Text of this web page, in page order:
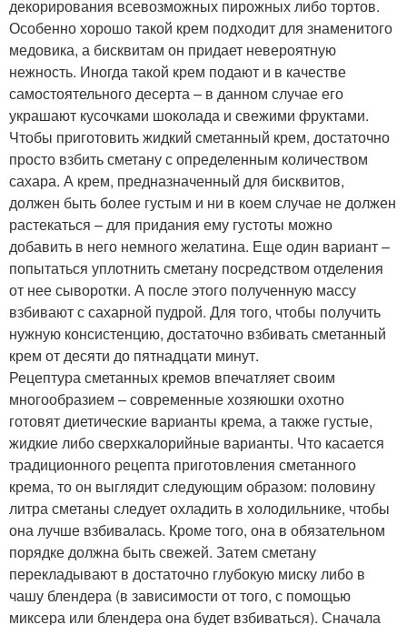
декорирования всевозможных пирожных либо тортов.
Особенно хорошо такой крем подходит для знаменитого
медовика, а бисквитам он придает невероятную
нежность. Иногда такой крем подают и в качестве
самостоятельного десерта – в данном случае его
украшают кусочками шоколада и свежими фруктами.
Чтобы приготовить жидкий сметанный крем, достаточно
просто взбить сметану с определенным количеством
сахара. А крем, предназначенный для бисквитов,
должен быть более густым и ни в коем случае не должен
растекаться – для придания ему густоты можно
добавить в него немного желатина. Еще один вариант –
попытаться уплотнить сметану посредством отделения
от нее сыворотки. А после этого полученную массу
взбивают с сахарной пудрой. Для того, чтобы получить
нужную консистенцию, достаточно взбивать сметанный
крем от десяти до пятнадцати минут.
Рецептура сметанных кремов впечатляет своим
многообразием – современные хозяюшки охотно
готовят диетические варианты крема, а также густые,
жидкие либо сверхкалорийные варианты. Что касается
традиционного рецепта приготовления сметанного
крема, то он выглядит следующим образом: половину
литра сметаны следует охладить в холодильнике, чтобы
она лучше взбивалась. Кроме того, она в обязательном
порядке должна быть свежей. Затем сметану
перекладывают в достаточно глубокую миску либо в
чашу блендера (в зависимости от того, с помощью
миксера или блендера она будет взбиваться). Сначала